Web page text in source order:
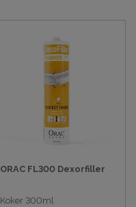
ORAC FL300 Dexorfiller
Koker 300ml